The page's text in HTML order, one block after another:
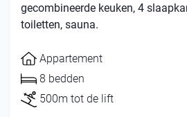
gecombineerde keuken, 4
toiletten, sauna.
Appartement
8 bedden
500m tot de lift